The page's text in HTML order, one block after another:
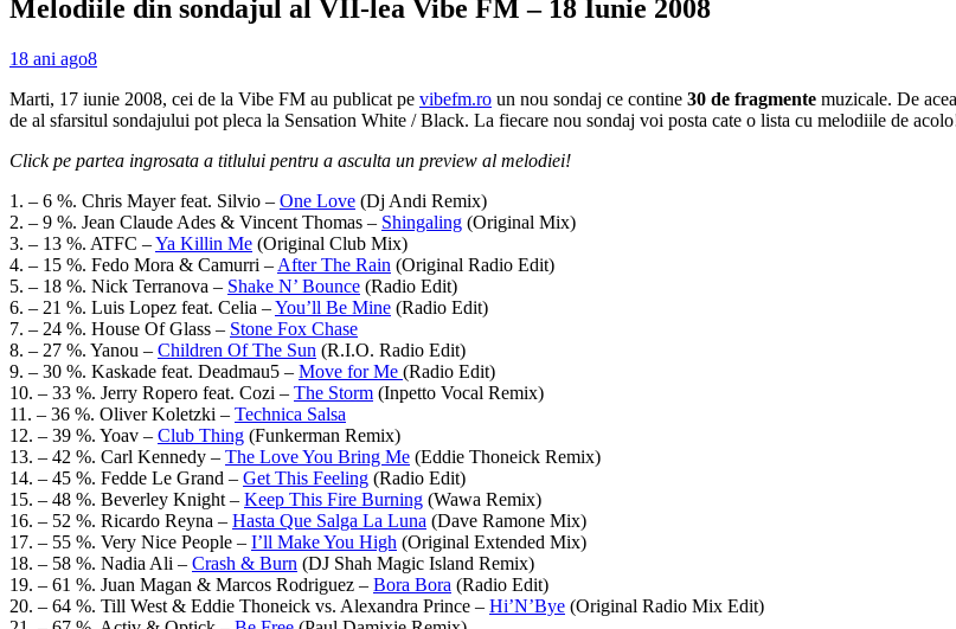
Melodiile din sondajul al VII-lea Vibe FM – 18 Iunie 2008
18 ani ago8
Marti, 17 iunie 2008, cei de la Vibe FM au publicat pe vibefm.ro un nou sondaj ce contine 30 de fragmente muzicale. De
de al sfarsitul sondajului pot pleca la Sensation White / Black. La fiecare nou sondaj voi posta cate o lista cu melodiile de
Click pe partea ingrosata a titlului pentru a asculta un preview al melodiei!
1. – 6 %. Chris Mayer feat. Silvio – One Love (Dj Andi Remix)
2. – 9 %. Jean Claude Ades & Vincent Thomas – Shingaling (Original Mix)
3. – 13 %. ATFC –Ya Killin Me (Original Club Mix)
4. – 15 %. Fedo Mora & Camurri – After The Rain (Original Radio Edit)
5. – 18 %. Nick Terranova – Shake N’ Bounce (Radio Edit)
6. – 21 %. Luis Lopez feat. Celia –You’ll Be Mine (Radio Edit)
7. – 24 %. House Of Glass – Stone Fox Chase
8. – 27 %. Yanou – Children Of The Sun (R.I.O. Radio Edit)
9. – 30 %. Kaskade feat. Deadmau5 – Move for Me (Radio Edit)
10. – 33 %. Jerry Ropero feat. Cozi – The Storm (Inpetto Vocal Remix)
11. – 36 %. Oliver Koletzki – Technica Salsa
12. – 39 %. Yoav – Club Thing (Funkerman Remix)
13. – 42 %. Carl Kennedy – The Love You Bring Me (Eddie Thoneick Remix)
14. – 45 %. Fedde Le Grand – Get This Feeling (Radio Edit)
15. – 48 %. Beverley Knight – Keep This Fire Burning (Wawa Remix)
16. – 52 %. Ricardo Reyna – Hasta Que Salga La Luna (Dave Ramone Mix)
17. – 55 %. Very Nice People – I’ll Make You High (Original Extended Mix)
18. – 58 %. Nadia Ali – Crash & Burn (DJ Shah Magic Island Remix)
19. – 61 %. Juan Magan & Marcos Rodriguez – Bora Bora (Radio Edit)
20. – 64 %. Till West & Eddie Thoneick vs. Alexandra Prince – Hi’N’Bye (Original Radio Mix Edit)